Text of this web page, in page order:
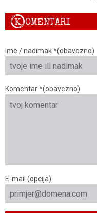
KOMENTARI
Ime / nadimak *(obavezno)
Komentar *(obavezno)
E-mail (opcija)